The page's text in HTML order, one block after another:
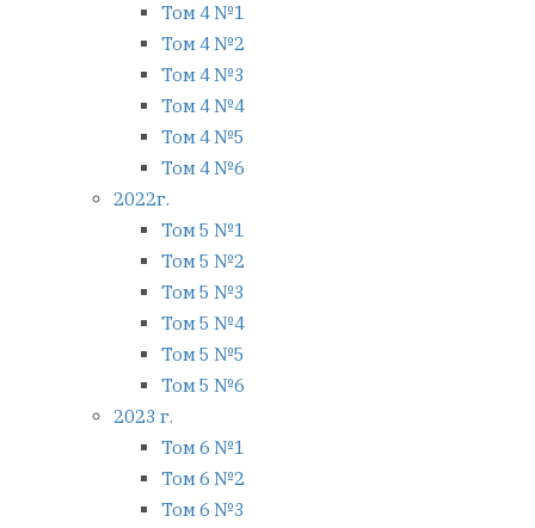
Том 4 №1
Том 4 №2
Том 4 №3
Том 4 №4
Том 4 №5
Том 4 №6
2022г.
Том 5 №1
Том 5 №2
Том 5 №3
Том 5 №4
Том 5 №5
Том 5 №6
2023 г.
Том 6 №1
Том 6 №2
Том 6 №3